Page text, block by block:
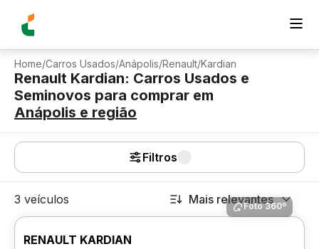
Home/Carros Usados/Anápolis/Renault/Kardian
Renault Kardian: Carros Usados e
Seminovos para comprar em
Anápolis e região
Filtros
3 veículos Mais relevantes
Foto 360º
RENAULT KARDIAN